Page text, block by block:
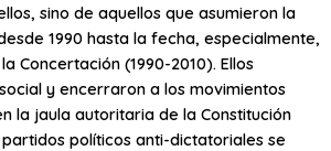
sino de aquellos que asumieron la
1990 hasta la fecha, especialmente,
Concertación (1990-2010). Ellos
y encerraron a los movimientos
la jaula autoritaria de la Constitución
partidos políticos anti-dictatoriales se